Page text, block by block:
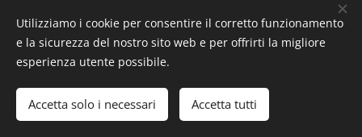
© 2023 Settimanale U Riggitanu. Tutti i diritti riservati.
Creato da La Zanzara -U mastru pignataru menti a manica a
undi a voli
Cookies
Utilizziamo i cookie per consentire il corretto funzionamento
e la sicurezza del nostro sito web e per offrirti la migliore
esperienza utente possibile.
Accetta solo i necessari Accetta tutti